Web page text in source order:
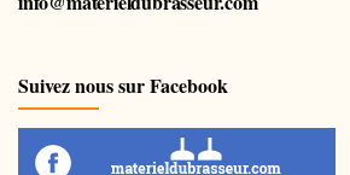
Suivez nous sur Facebook